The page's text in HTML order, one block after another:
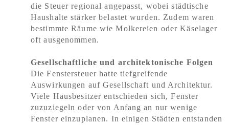
die Steuer regional angepasst, wobei städtische
Haushalte stärker belastet wurden. Zudem waren
bestimmte Räume wie Molkereien oder Käselager
oft ausgenommen.
Gesellschaftliche und architektonische Folgen
Die Fenstersteuer hatte tiefgreifende
Auswirkungen auf Gesellschaft und Architektur.
Viele Hausbesitzer entschieden sich, Fenster
zuzuziegeln oder von Anfang an nur wenige
Fenster einzuplanen. In einigen Städten entstanden